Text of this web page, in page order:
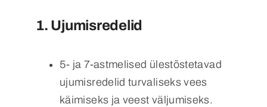
1. Ujumisredelid
5- ja 7-astmelised ülestõstetavad
ujumisredelid turvaliseks vees
käimiseks ja veest väljumiseks.